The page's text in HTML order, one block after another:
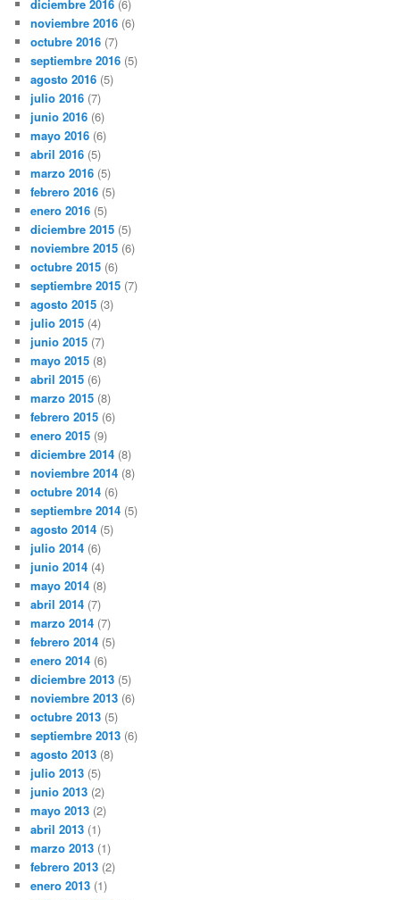
diciembre 2016 (6)
noviembre 2016 (6)
octubre 2016 (7)
septiembre 2016 (5)
agosto 2016 (5)
julio 2016 (7)
junio 2016 (6)
mayo 2016 (6)
abril 2016 (5)
marzo 2016 (5)
febrero 2016 (5)
enero 2016 (5)
diciembre 2015 (5)
noviembre 2015 (6)
octubre 2015 (6)
septiembre 2015 (7)
agosto 2015 (3)
julio 2015 (4)
junio 2015 (7)
mayo 2015 (8)
abril 2015 (6)
marzo 2015 (8)
febrero 2015 (6)
enero 2015 (9)
diciembre 2014 (8)
noviembre 2014 (8)
octubre 2014 (6)
septiembre 2014 (5)
agosto 2014 (5)
julio 2014 (6)
junio 2014 (4)
mayo 2014 (8)
abril 2014 (7)
marzo 2014 (7)
febrero 2014 (5)
enero 2014 (6)
diciembre 2013 (5)
noviembre 2013 (6)
octubre 2013 (5)
septiembre 2013 (6)
agosto 2013 (8)
julio 2013 (5)
junio 2013 (2)
mayo 2013 (2)
abril 2013 (1)
marzo 2013 (1)
febrero 2013 (2)
enero 2013 (1)